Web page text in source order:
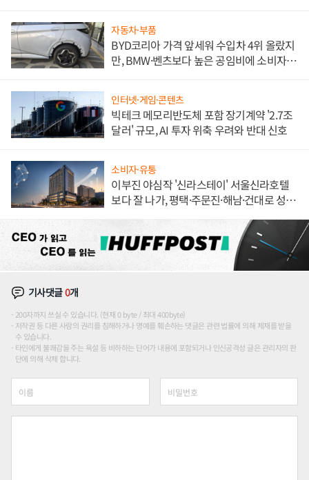
자동차·부품
BYD코리아 가격 앞세워 수입차 4위 올랐지
만, BMW·벤츠보다 높은 공임비에 소비자
인터넷·게임·콘텐츠
빅테크 메모리반도체 포함 장기계약 '2.7조
달러' 규모, AI 투자 위축 우려와 반대 신호
소비자·유통
이부진 야심작 '신라스테이' 서울신라호텔
보다 잘 나가, 평택·주문진·해남·건대로 성
기사댓글0개
200자까지 쓰실 수 있습니다. (현재 0 byte / 최대 400byte)
저작권 등 다른 사람의 권리를 침해하거나 명예를 훼손하는 댓글은 관련 법률에 의해 제재를 받을
수 있습니다.
타인에게 불쾌감을 주는 욕설 등 비하하는 단어가 내용에 포함되거나 인신공격성 글은 관리자의 판
단에 의해 삭제 합니다.